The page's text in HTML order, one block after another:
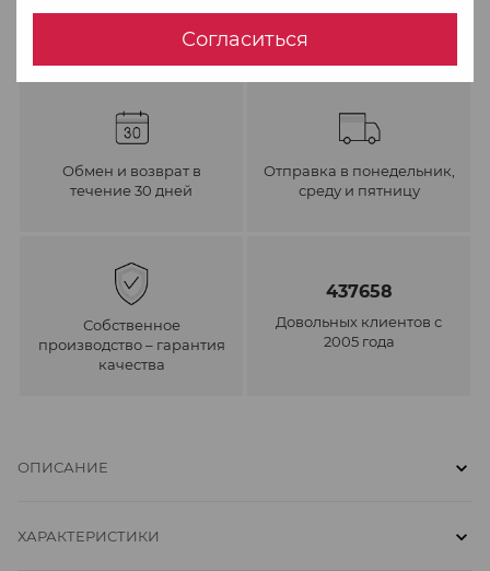
Согласиться
Обмен и возврат в
течение 30 дней
Отправка в понедельник,
среду и пятницу
Собственное
производство – гарантия
качества
437658
Довольных клиентов с
2005 года
ОПИСАНИЕ
ХАРАКТЕРИСТИКИ